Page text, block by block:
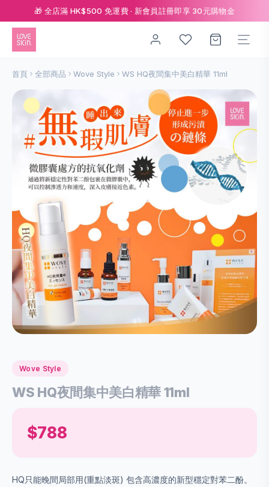
🎁 全店滿 HK$500 免運費 · 新會員註冊即享 30元購物金
首頁 全部商品 Wove Style WS HQ夜間集中美白精華 11ml
Wove Style
WS HQ夜間集中美白精華 11ml
$788
HQ只能晚間局部用(重點淡斑) 包含高濃度的新型穩定對苯二酚。